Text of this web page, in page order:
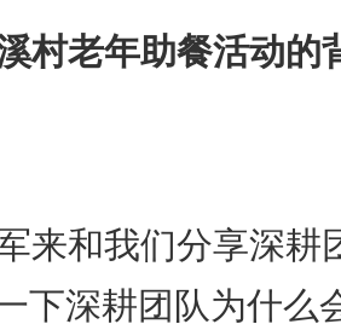
村老年助餐活动的
来和我们分享深耕
下深耕团队为什么